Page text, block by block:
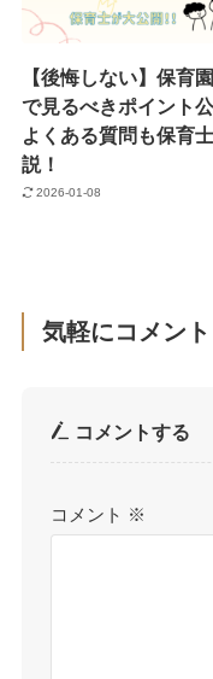
【後悔しない】保育
で見るべきポイント公
よくある質問も保育
説！
2026-01-08
気軽にコメン
コメントする
コメント ※